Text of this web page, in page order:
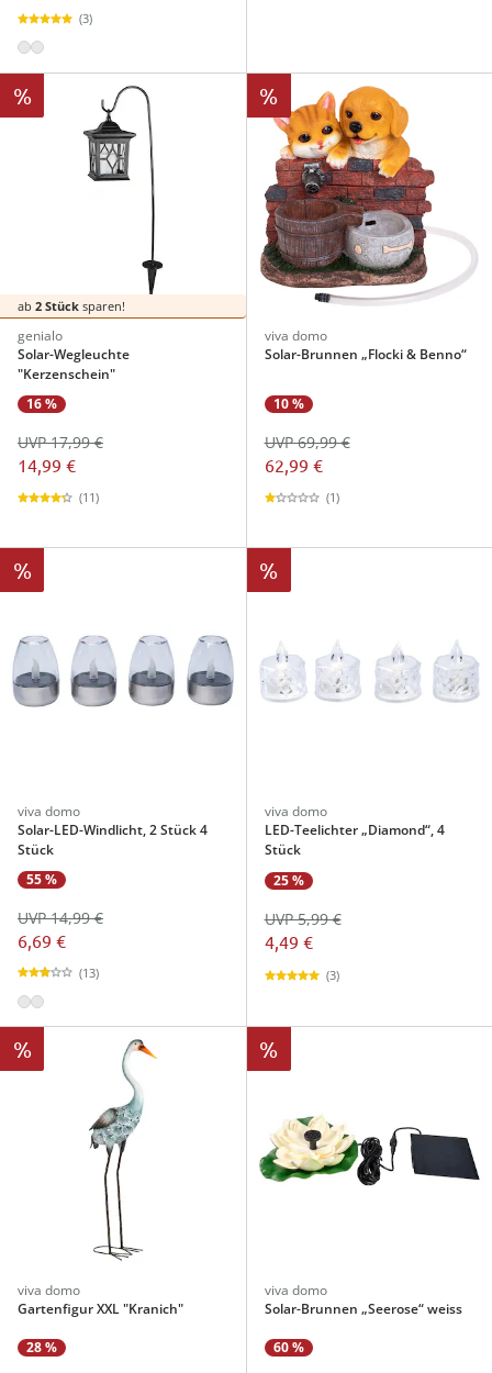
(3)
%
ab 2 Stück sparen!
genialo
Solar-Wegleuchte
"Kerzenschein"
16 %
14,99 €
UVP 17,99 €
(11)
%
viva domo
Solar-Brunnen „Flocki & Benno“
10 %
62,99 €
UVP 69,99 €
(1)
%
viva domo
Solar-LED-Windlicht, 2 Stück 4
Stück
55 %
6,69 €
UVP 14,99 €
(13)
%
viva domo
LED-Teelichter „Diamond“, 4
Stück
25 %
4,49 €
UVP 5,99 €
(3)
%
viva domo
Gartenfigur XXL "Kranich"
28 %
%
viva domo
Solar-Brunnen „Seerose“ weiss
60 %